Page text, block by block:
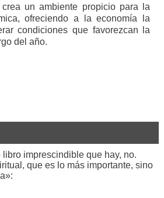
un ambiente propicio para la
ofreciendo a la economía la
condiciones que favorezcan la
del año.
imprescindible que hay, no.
que es lo más importante, sino